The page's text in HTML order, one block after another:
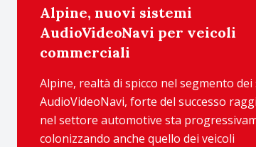
Alpine, nuovi sistemi
AudioVideoNavi per veicoli
commerciali
Alpine, realtà di spicco nel segmento dei
AudioVideoNavi, forte del successo
nel settore automotive sta
colonizzando anche quello dei veicoli